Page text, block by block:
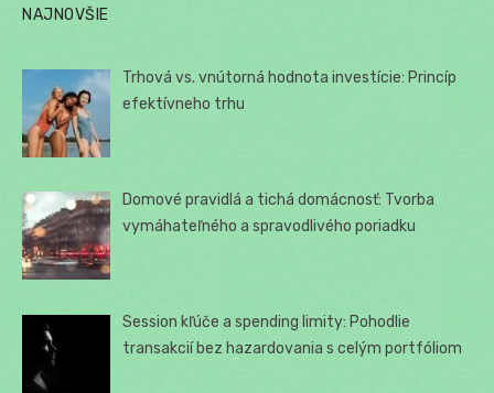
NAJNOVŠIE
Trhová vs. vnútorná hodnota investície: Princíp
efektívneho trhu
Domové pravidlá a tichá domácnosť: Tvorba
vymáhateľného a spravodlivého poriadku
Session kľúče a spending limity: Pohodlie
transakcií bez hazardovania s celým portfóliom